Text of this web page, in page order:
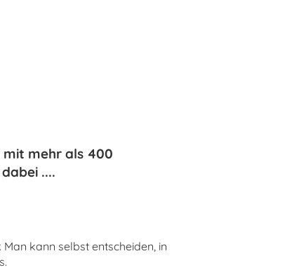
mehr als 400
....
kann selbst entscheiden, in